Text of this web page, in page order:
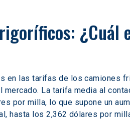
¿Cuál
en las tarifas de los camiones
La tarifa media al
por milla, lo que supone un
hasta los 2,362 dólares por